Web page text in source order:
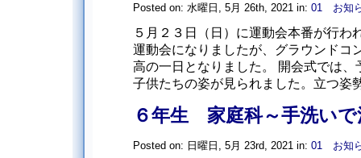
Posted on: 水曜日, 5月 26th, 2021 in: 01 お知
５月２３日（日）に運動会本番が行わ
運動会になりましたが、グラウンドコ
高の一日となりました。 開会式では
子供たちの姿が見られました。立つ姿
６年生 家庭科～手洗い
Posted on: 日曜日, 5月 23rd, 2021 in: 01 お知